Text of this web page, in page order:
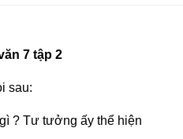
7 tập 2
sau:
? Tư tưởng ấy thể hiện